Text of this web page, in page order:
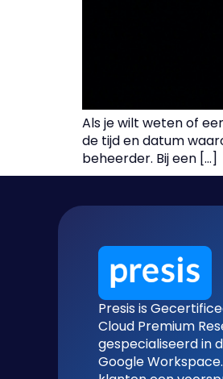
Als je wilt weten of
de tijd en datum
beheerder. Bij een […]
Presis is
Cloud Premium
gespecialiseerd in
Google